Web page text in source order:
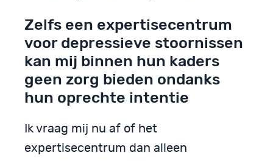
Zelfs een expertisecentrum
voor depressieve stoornissen
kan mij binnen hun kaders
geen zorg bieden ondanks
hun oprechte intentie
Ik vraag mij nu af of het
expertisecentrum dan alleen